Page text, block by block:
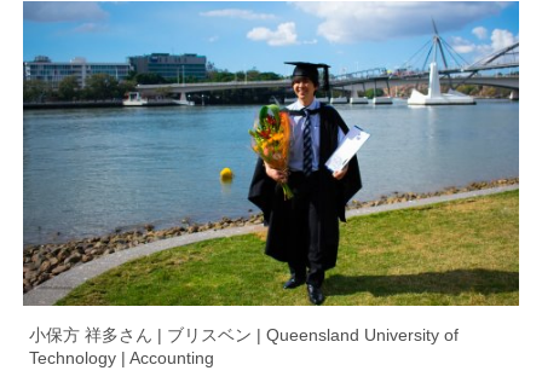
小保方 祥多さん | ブリスベン | Queensland University of
Technology | Accounting